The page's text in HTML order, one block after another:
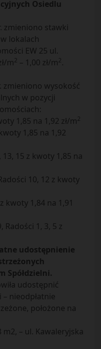
Osiedlu
zmieniono stawki
lokalach
EW 25 ul.
m2 – 1,00 zł/m2.
zmieniono wysokość
w pozycji
1,85 na 1,92 zł/m2
1,85 na 1,92
13, 15 z kwoty 1,85 na
10, 12 z kwoty
kwoty 1,84 na 1,91
Radości 1, 3, 5 z
udostępnienie
Spółdzielni.
udostępnić
– nieodpłatnie
położone na
– ul. Kawaleryjska